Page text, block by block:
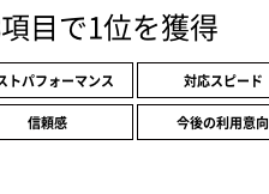
目で1位を獲得
トパフォーマンス 対応スピード
信頼感 今後の利用意向